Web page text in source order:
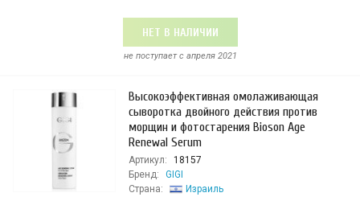
НЕТ В НАЛИЧИИ
не поступает c апреля 2021
Высокоэффективная омолаживающая
сыворотка двойного действия против
морщин и фотостарения Bioson Age
Renewal Serum
Артикул:
18157
Бренд:
GIGI
Страна:
Израиль